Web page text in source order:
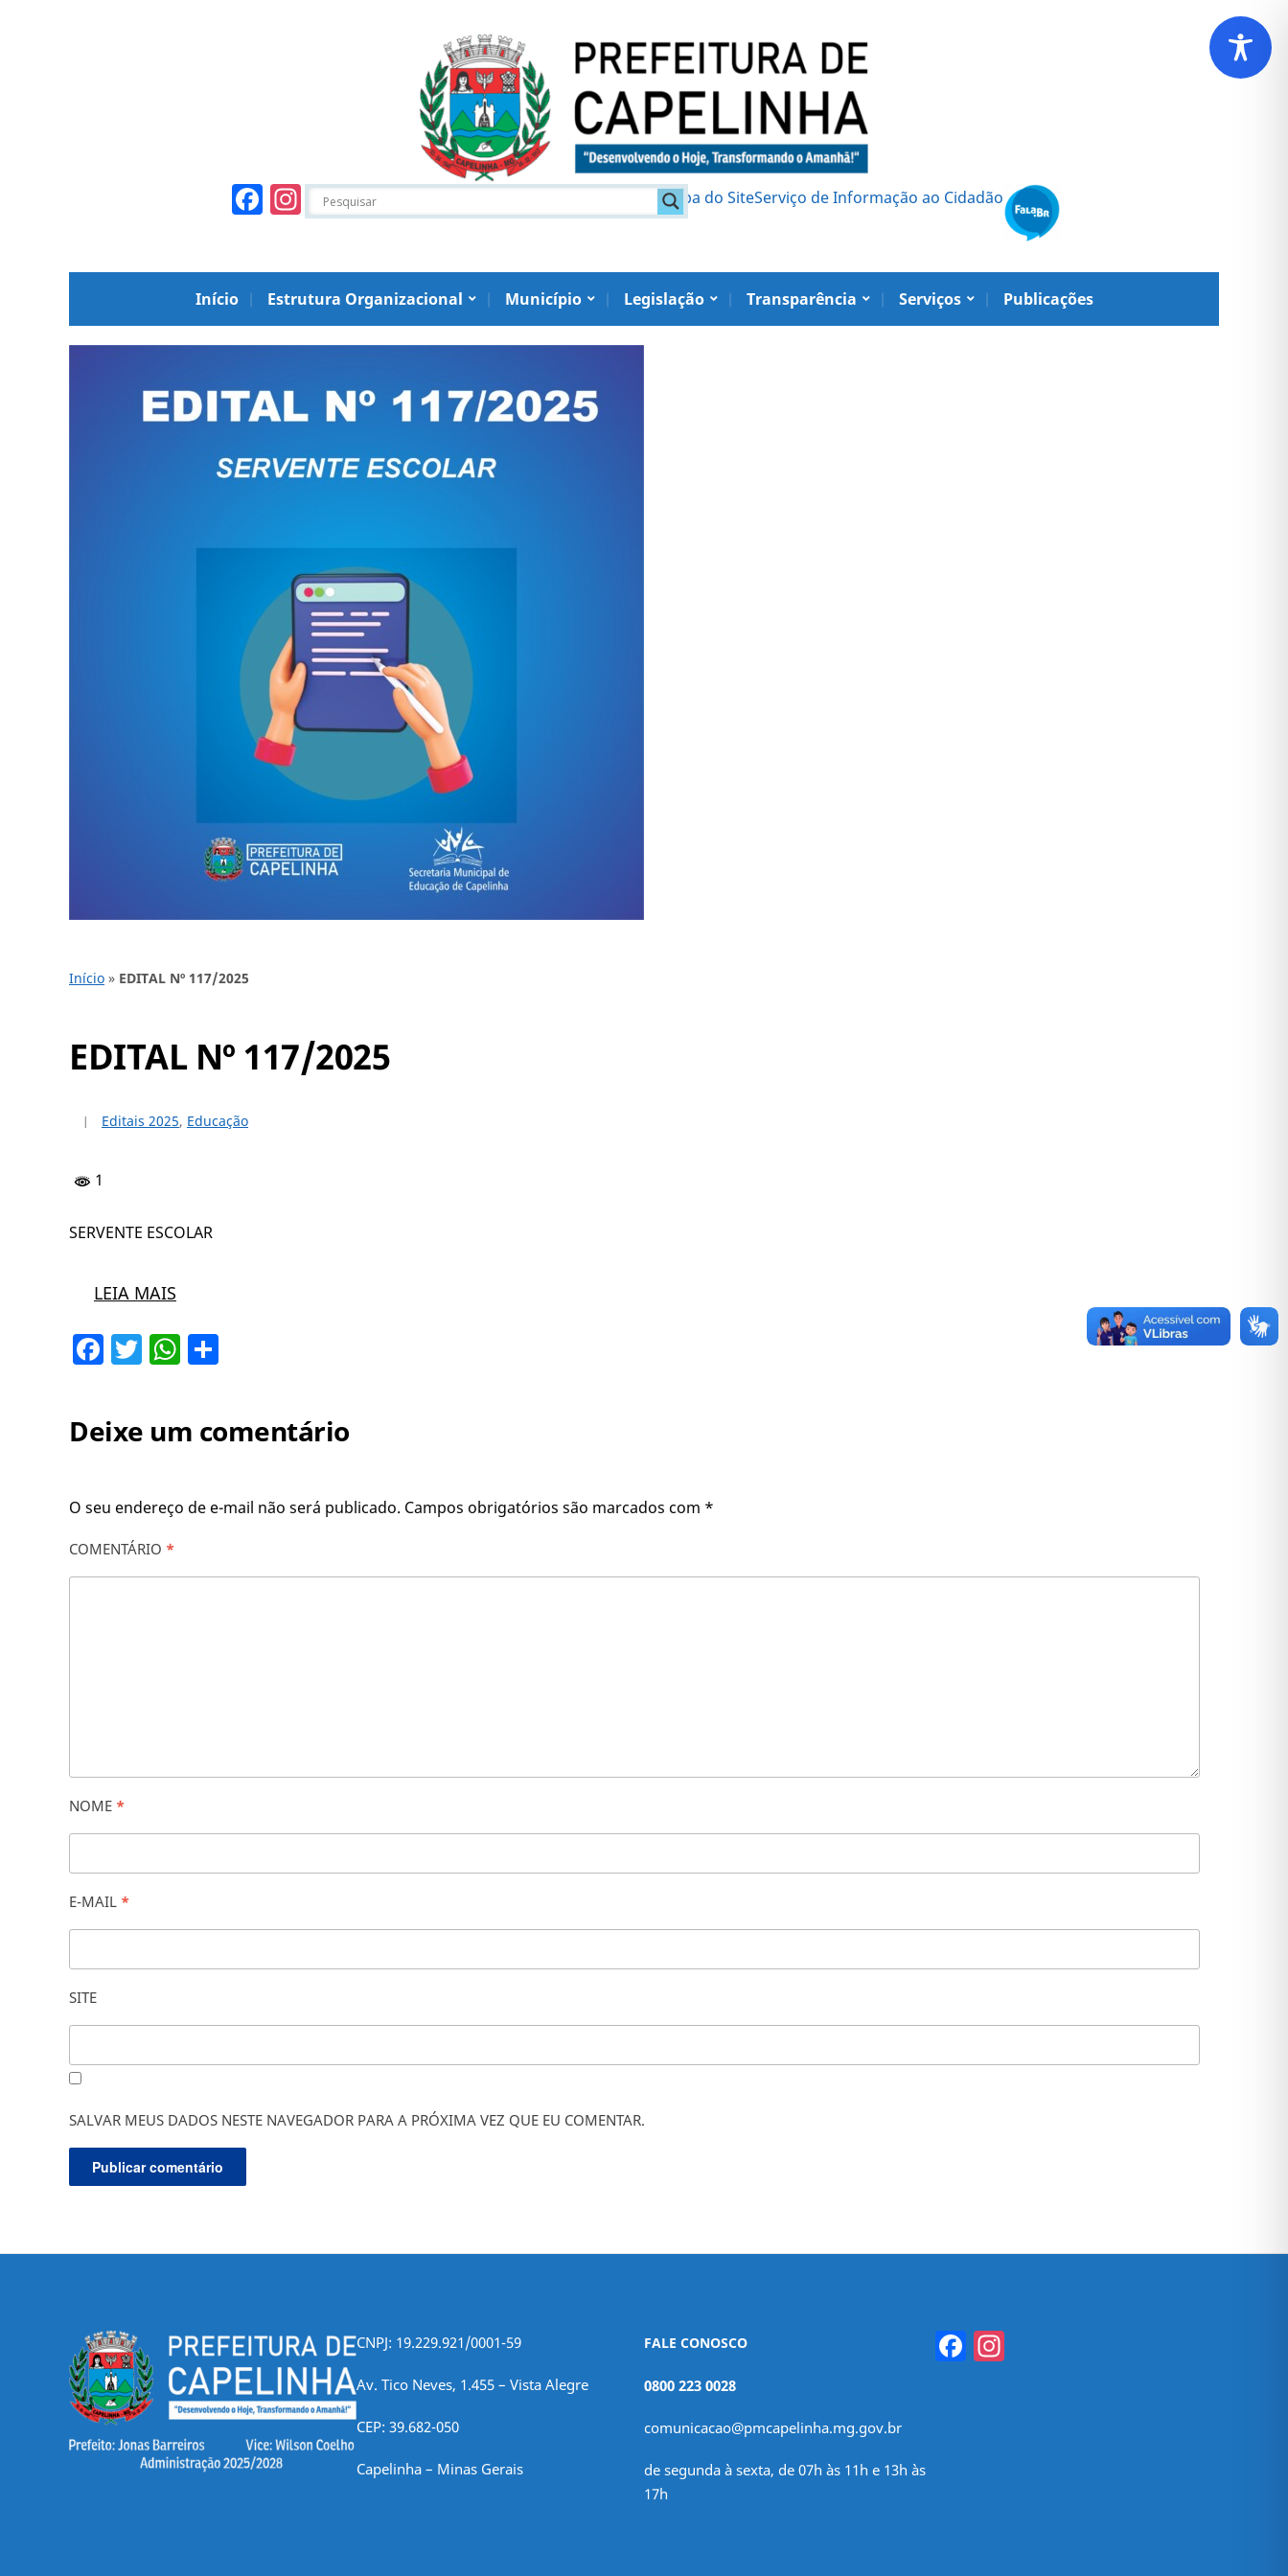
Facebook
Instagram Mapa do SiteServiço de Informação ao Cidadão
Início Estrutura Organizacional Município Legislação Transparência Serviços Publicações
Início » EDITAL Nº 117/2025
EDITAL Nº 117/2025
Editais 2025, Educação
1
SERVENTE ESCOLAR
LEIA MAIS
Facebook
TwitterWhatsApp
Deixe um comentário
O seu endereço de e-mail não será publicado. Campos obrigatórios são marcados com *
COMENTÁRIO *
NOME *
E-MAIL *
SITE
SALVAR MEUS DADOS NESTE NAVEGADOR PARA A PRÓXIMA VEZ QUE EU COMENTAR.
CNPJ: 19.229.921/0001-59
Av. Tico Neves, 1.455 – Vista Alegre
CEP: 39.682-050
Capelinha – Minas Gerais
FALE CONOSCO
0800 223 0028
comunicacao@pmcapelinha.mg.gov.br
de segunda à sexta, de 07h às 11h e 13h às
17h
Facebook